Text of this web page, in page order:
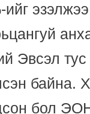
Эвсэл
байна.
бол